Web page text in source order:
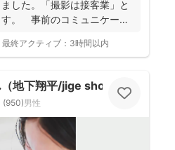
した。「撮影は接客業」と
。 事前のコミュニケーシ
最終アクティブ： 3時間以内
（地下翔平/jige shohe）
(950)男性